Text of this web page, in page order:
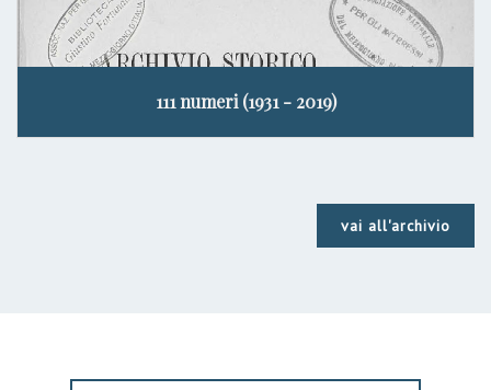
111 numeri (1931 - 2019)
vai all'archivio